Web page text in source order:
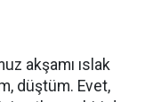
akşamı ıslak
düştüm. Evet,